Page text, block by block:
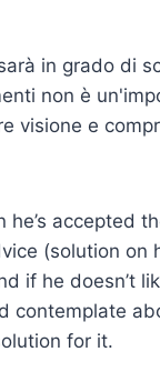
in grado di
non è
visione e
he’s accepted
(solution on
if he doesn’t
contemplate
for it.